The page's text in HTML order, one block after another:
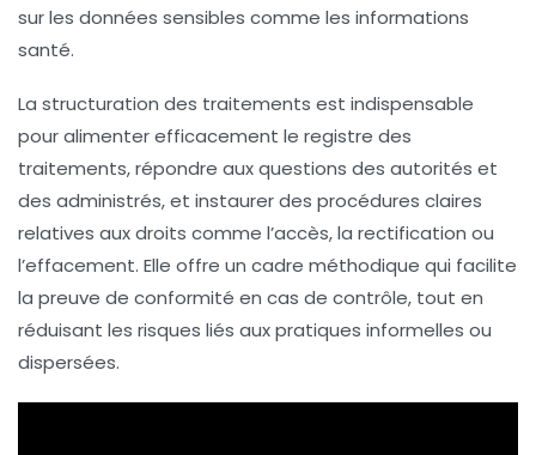
sur les données sensibles comme les informations
santé.
La structuration des traitements est indispensable
pour alimenter efficacement le registre des
traitements, répondre aux questions des autorités et
des administrés, et instaurer des procédures claires
relatives aux droits comme l’accès, la rectification ou
l’effacement. Elle offre un cadre méthodique qui facilite
la preuve de conformité en cas de contrôle, tout en
réduisant les risques liés aux pratiques informelles ou
dispersées.